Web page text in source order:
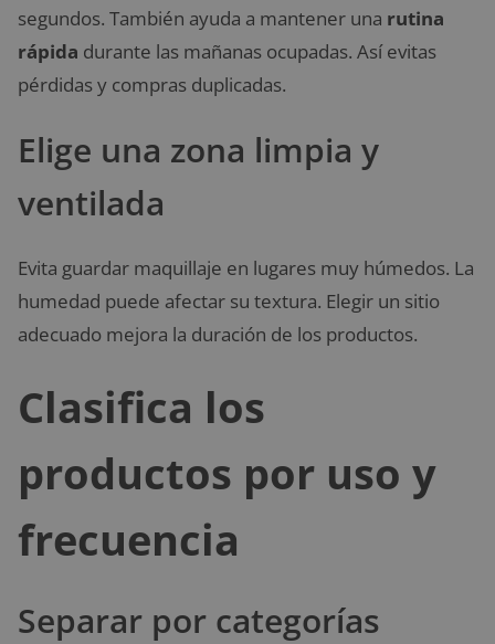
segundos. También ayuda a mantener una rutina
rápida durante las mañanas ocupadas. Así evitas
pérdidas y compras duplicadas.
Elige una zona limpia y
ventilada
Evita guardar maquillaje en lugares muy húmedos. La
humedad puede afectar su textura. Elegir un sitio
adecuado mejora la duración de los productos.
Clasifica los
productos por uso y
frecuencia
Separar por categorías